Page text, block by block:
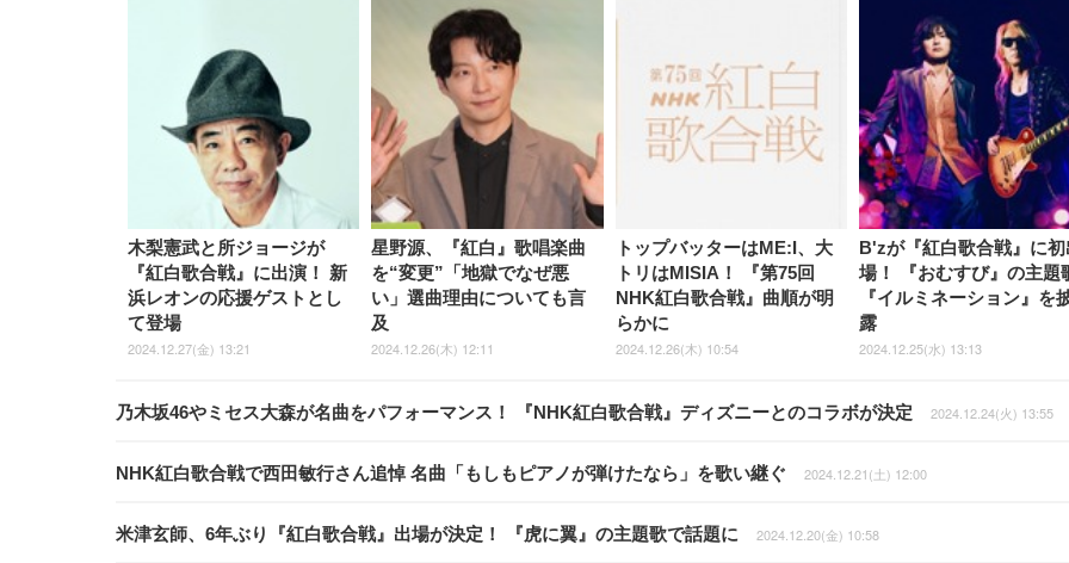
木梨憲武と所ジョージが
『紅白歌合戦』に出演！ 新
浜レオンの応援ゲストとし
て登場
2024.12.27(金) 13:21
星野源、『紅白』歌唱楽曲
を“変更”「地獄でなぜ悪
い」選曲理由についても言
及
2024.12.26(木) 12:11
トップバッターはME:I、大
トリはMISIA！ 『第75回
NHK紅白歌合戦』曲順が明
らかに
2024.12.26(木) 10:54
B'zが『紅白歌合戦』に初
場！ 『おむすび』の主題
『イルミネーション』を
露
2024.12.25(水) 13:13
乃木坂46やミセス大森が名曲をパフォーマンス！ 『NHK紅白歌合戦』ディズニーとのコラボが決定 2024.12.24(火) 13:55
NHK紅白歌合戦で西田敏行さん追悼 名曲「もしもピアノが弾けたなら」を歌い継ぐ 2024.12.21(土) 12:00
米津玄師、6年ぶり『紅白歌合戦』出場が決定！ 『虎に翼』の主題歌で話題に 2024.12.20(金) 10:58